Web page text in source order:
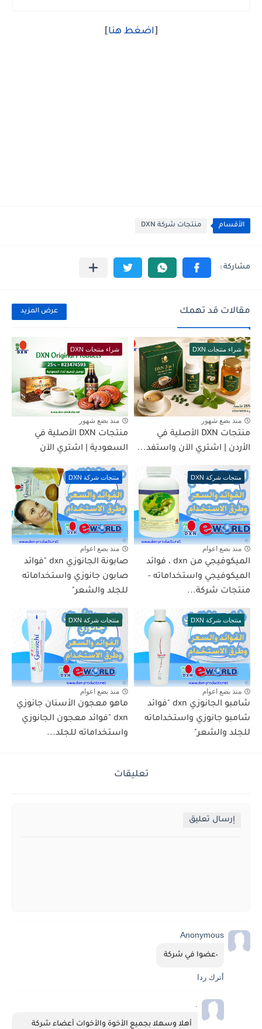
[اضغط هنا]
الأقسام منتجات شركة DXN
مقالات قد تهمك عرض المزيد
شراء منتجات DXN
منذ بضع شهور
منتجات DXN الأصلية في
الأردن | اشتري الآن واستفد...
شراء منتجات DXN
منذ بضع شهور
منتجات DXN الأصلية في
السعودية | اشتري الآن
منتجات شركة DXN
منذ بضع اعوام
الميكوفيجي من dxn ، فوائد
الميكوفيجي واستخداماته -
منتجات شركة...
منتجات شركة DXN
منذ بضع اعوام
صابونة الجانوزي dxn "فوائد
صابون جانوزي واستخداماته
للجلد والشعر"
منتجات شركة DXN
منذ بضع اعوام
شامبو الجانوزي dxn "فوائد
شامبو جانوزي واستخداماته
للجلد والشعر"
منتجات شركة DXN
منذ بضع اعوام
ماهو معجون الأسنان جانوزي
dxn "فوائد معجون الجانوزي
واستخداماته للجلد...
تعليقات
إرسال تعليق
Anonymous
٠عضوا في شركة
أترك ردا
.